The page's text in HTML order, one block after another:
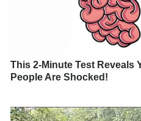
This 2-Minute Test Reveals
People Are Shocked!